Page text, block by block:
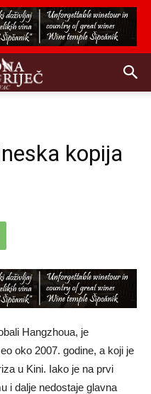
kopija
Hangzhoua, je
oko 2007. godine, a koji je
u Kini. Iako je na prvi
i dalje nedostaje glavna